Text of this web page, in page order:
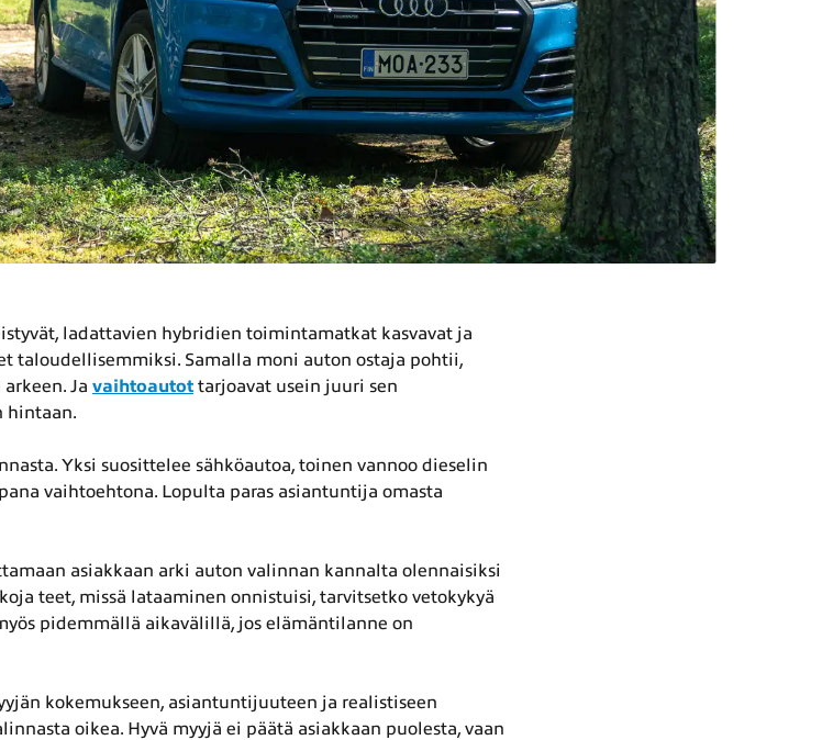
ladattavien hybridien toimintamatkat kasvavat ja
taloudellisemmiksi. Samalla moni auton ostaja pohtii,
Ja vaihtoautot tarjoavat usein juuri sen
hintaan.
Yksi suosittelee sähköautoa, toinen vannoo dieselin
vaihtoehtona. Lopulta paras asiantuntija omasta
asiakkaan arki auton valinnan kannalta olennaisiksi
teet, missä lataaminen onnistuisi, tarvitsetko vetokykyä
pidemmällä aikavälillä, jos elämäntilanne on
kokemukseen, asiantuntijuuteen ja realistiseen
oikea. Hyvä myyjä ei päätä asiakkaan puolesta, vaan